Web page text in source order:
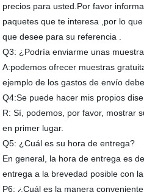
precios para usted.Por favor
paquetes que te interesa ,por lo
que desee para su referencia .
Q3: ¿Podría enviarme unas
A:podemos ofrecer muestras
ejemplo de los gastos de envío
Q4:Se puede hacer mis propios
R: Sí, podemos, por favor, mostrar
en primer lugar.
Q5: ¿Cuál es su hora de entrega?
En general, la hora de entrega es
entrega a la brevedad posible con
P6: ¿Cuál es la manera